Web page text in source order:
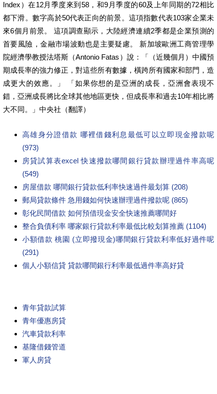
Index）在12月季度來到58，和9月季度的60及上年同期的72相比
都下滑。數字高於50代表正向的前景。這項指數代表103家企業未
來6個月前景。 這項調查顯示，大陸經濟連續2季都是企業預測的
首要風險，金融市場波動也是主要疑慮。 新加坡歐洲工商管理學
院經濟學教授法塔斯（Antonio Fatas）說：「（近幾個月）中國預
期成長率的強力修正，對這些所有數據，橫跨所有國家和部門，造
成更大的效應。」 「如果你想的是亞洲的成長，亞洲會表現不
錯，亞洲成長將比全球其他地區更快，但成長率和過去10年相比將
大不同。」中央社（翻譯）
高雄身分證借款 哪裡借錢利息最低可以立即現金撥款呢
(973)
房貸試算表excel 快速撥款哪間銀行貸款辦理過件率高呢
(549)
房屋借款 哪間銀行貸款低利率快速過件最划算 (208)
郵局貸款條件 急用錢如何快速辦理過件撥款呢 (865)
彰化民間借款 如何預借現金安全快速推薦哪間好
整合負債利率 哪家銀行貸款利率最低比較划算推薦 (1104)
小額借款 桃園 (立即撥現金)哪間銀行貸款利率低好過件呢
(291)
個人小額信貸 貸款哪間銀行利率最低過件率高好貸
青年貸款試算
青年優惠房貸
汽車貸款利率
基隆借錢管道
軍人房貸